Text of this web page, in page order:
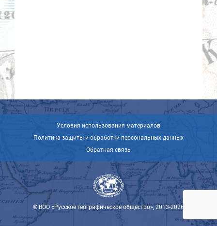
Условия использования материалов
Политика защиты и обработки персональных данных
Обратная связь
© ВОО «Русское географическое общество», 2013-2026